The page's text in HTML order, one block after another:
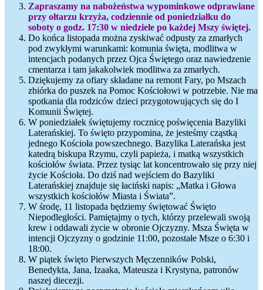
Zapraszamy na nabożeństwa wypominkowe odprawiane
przy ołtarzu krzyża, codziennie od poniedziałku do
soboty o godz. 17:30 w niedziele po każdej Mszy świętej.
Do końca listopada można zyskiwać odpusty za zmarłych
pod zwykłymi warunkami: komunia święta, modlitwa w
intencjach podanych przez Ojca Świętego oraz nawiedzenie
cmentarza i tam jakakolwiek modlitwa za zmarłych.
Dziękujemy za ofiary składane na remont Fary, po Mszach
zbiórka do puszek na Pomoc Kościołowi w potrzebie. Nie ma
spotkania dla rodziców dzieci przygotowujących się do I
Komunii Świętej.
W poniedziałek świętujemy rocznicę poświęcenia Bazyliki
Laterańskiej. To święto przypomina, że jesteśmy cząstką
jednego Kościoła powszechnego. Bazylika Laterańska jest
katedrą biskupa Rzymu, czyli papieża, i matką wszystkich
kościołów świata. Przez tysiąc lat koncentrowało się przy niej
życie Kościoła. Do dziś nad wejściem do Bazyliki
Laterańskiej znajduje się łaciński napis: „Matka i Głowa
wszystkich kościołów Miasta i Świata”.
W środę, 11 listopada będziemy świętować Święto
Niepodległości. Pamiętajmy o tych, którzy przelewali swoją
krew i oddawali życie w obronie Ojczyzny. Msza Święta w
intencji Ojczyzny o godzinie 11:00, pozostałe Msze o 6:30 i
18:00.
W piątek święto Pierwszych Męczenników Polski,
Benedykta, Jana, Izaaka, Mateusza i Krystyna, patronów
naszej diecezji.